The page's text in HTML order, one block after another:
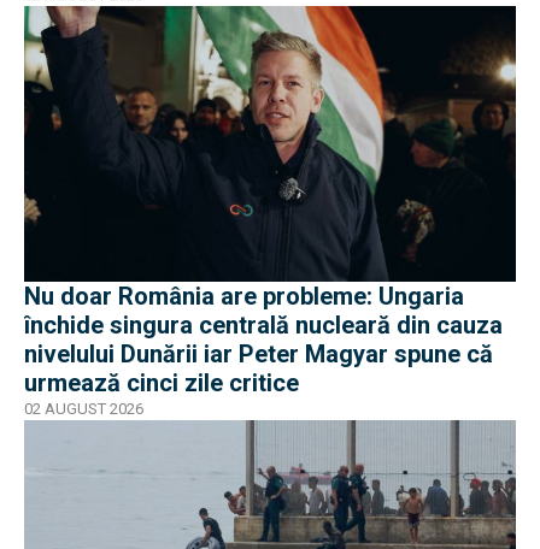
Nu doar România are probleme: Ungaria
închide singura centrală nucleară din cauza
nivelului Dunării iar Peter Magyar spune că
urmează cinci zile critice
02 AUGUST 2026